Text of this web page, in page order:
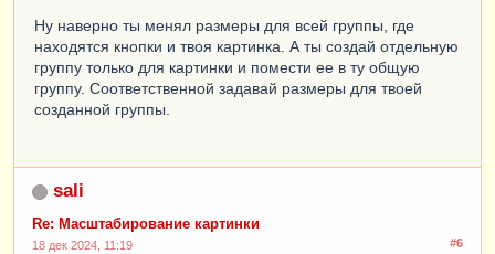
Ну наверно ты менял размеры для всей группы, где
находятся кнопки и твоя картинка. А ты создай отдельную
группу только для картинки и помести ее в ту общую
группу. Соответственной задавай размеры для твоей
созданной группы.
sali
Re: Масштабирование картинки
#6
18 дек 2024, 11:19